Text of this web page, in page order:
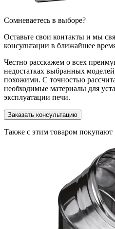
Сомневаетесь в выборе?
Оставьте свои контакты и мы
консультации в ближайшее
Честно расскажем о всех
недостатках выбранных
похожими. С точностью
необходимые материалы для
эксплуатации печи.
Заказать консультацию
Также с этим товаром покупают